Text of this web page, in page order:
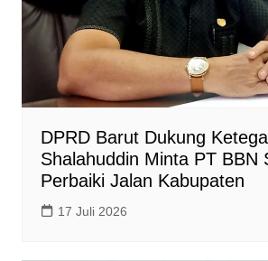
DPRD Barut Dukung
Shalahuddin Minta PT BBN
Perbaiki Jalan Kabupaten
17 Juli 2026